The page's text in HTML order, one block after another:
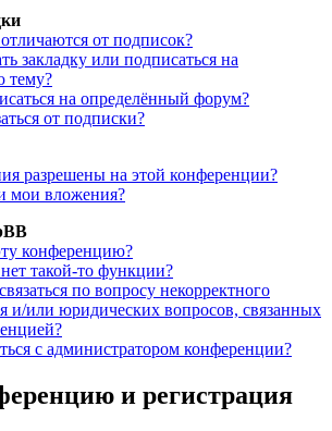
от подписок?
закладку или подписаться на
тему?
на определённый форум?
от подписки?
разрешены на этой конференции?
мои вложения?
конференцию?
такой-то функции?
по вопросу некорректного
и/или юридических вопросов, связанных
с администратором конференции?
и регистрация